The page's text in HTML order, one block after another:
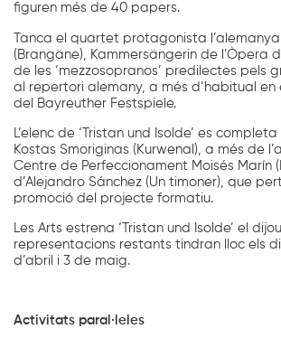
figuren més de 40 papers.
Tanca el quartet protagonista
(Brangäne), Kammersängerin de l’Òpera
de les ‘mezzosopranos’ predilectes pels
al repertori alemany, a més d’habitual
del Bayreuther Festspiele.
L’elenc de ‘Tristan und Isolde’ es
Kostas Smoriginas (Kurwenal), a més de
Centre de Perfeccionament Moisés Marín
d’Alejandro Sánchez (Un timoner), que
promoció del projecte formatiu.
Les Arts estrena ‘Tristan und Isolde’ el
representacions restants tindran lloc els
d’abril i 3 de maig.
Activitats paral·leles